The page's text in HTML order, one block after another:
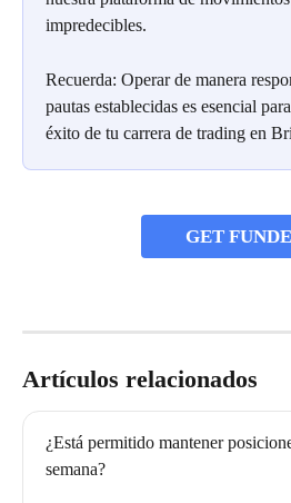
impredecibles.
Recuerda: Operar de manera
pautas establecidas es esencial
éxito de tu carrera de trading en
GET
Artículos relacionados
¿Está permitido mantener
semana?